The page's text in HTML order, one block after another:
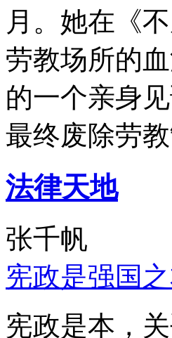
月。她在《
劳教场所的
的一个亲身
最终废除劳教
法律天地
张千帆
宪政是强国
宪政是本，